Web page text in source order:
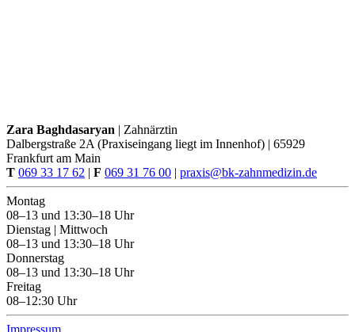
Zara Baghdasaryan | Zahnärztin
Dalbergstraße 2A (Praxiseingang liegt im Innenhof) | 65929
Frankfurt am Main
T 069 33 17 62 | F 069 31 76 00 | praxis@bk-zahnmedizin.de
Montag
08–13 und 13:30–18 Uhr
Dienstag | Mittwoch
08–13 und 13:30–18 Uhr
Donnerstag
08–13 und 13:30–18 Uhr
Freitag
08–12:30 Uhr